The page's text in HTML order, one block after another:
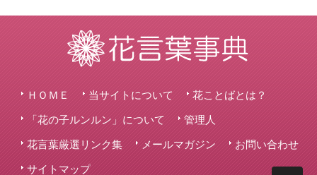
ＨＯＭＥ 当サイトについて 花ことばとは？
「花の子ルンルン」について 管理人
花言葉厳選リンク集 メールマガジン お問い合わせ
サイトマップ